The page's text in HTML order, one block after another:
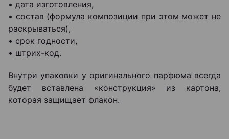
• дата изготовления,
• состав (формула композиции при этом может не
раскрываться),
• срок годности,
• штрих-код.
Внутри упаковки у оригинального парфюма всегда
будет вставлена «конструкция» из картона,
которая защищает флакон.